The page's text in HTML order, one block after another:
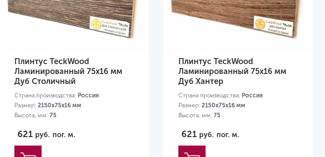
Плинтус TeckWood
Ламинированный 75х16 мм
Дуб Столичный
Страна производства: Россия
Размер: 2150х75х16 мм
Высота, мм: 75
621 руб. пог. м.
Плинтус TeckWood
Ламинированный 75х16 мм
Дуб Хантер
Страна производства: Россия
Размер: 2150х75х16 мм
Высота, мм: 75
621 руб. пог. м.